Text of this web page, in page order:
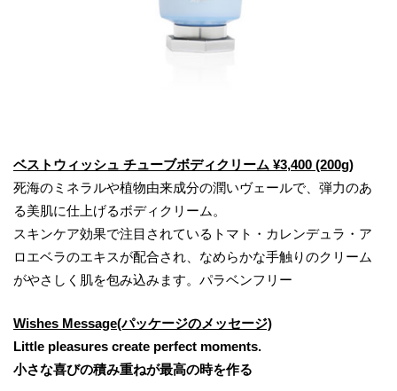
ベストウィッシュ チューブボディクリーム ¥3,400 (200g)
死海のミネラルや植物由来成分の潤いヴェールで、弾力のあ
る美肌に仕上げるボディクリーム。
スキンケア効果で注目されているトマト・カレンデュラ・ア
ロエベラのエキスが配合され、なめらかな手触りのクリーム
がやさしく肌を包み込みます。パラベンフリー
Wishes Message(パッケージのメッセージ)
Little pleasures create perfect moments.
小さな喜びの積み重ねが最高の時を作る